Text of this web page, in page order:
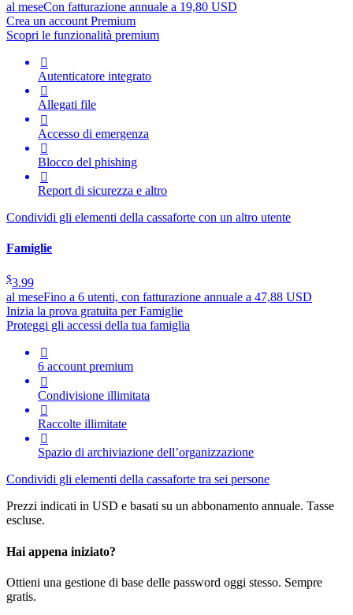
al meseCon fatturazione annuale a 19,80 USD
Crea un account Premium
Scopri le funzionalità premium

Autenticatore integrato

Allegati file

Accesso di emergenza

Blocco del phishing

Report di sicurezza e altro
Condividi gli elementi della cassaforte con un altro utente
Famiglie
$3.99
al meseFino a 6 utenti, con fatturazione annuale a 47,88 USD
Inizia la prova gratuita per Famiglie
Proteggi gli accessi della tua famiglia

6 account premium

Condivisione illimitata

Raccolte illimitate

Spazio di archiviazione dell’organizzazione
Condividi gli elementi della cassaforte tra sei persone
Prezzi indicati in USD e basati su un abbonamento annuale. Tasse
escluse.
Hai appena iniziato?
Ottieni una gestione di base delle password oggi stesso. Sempre
gratis.